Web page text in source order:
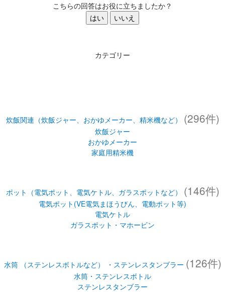
こちらの回答はお役に立ちましたか？
はい
いいえ
カテゴリー
炊飯関連（炊飯ジャー、おかゆメーカー、精米機など） (296件)
炊飯ジャー
おかゆメーカー
家庭用精米機
ポット（電気ポット、電気ケトル、ガラスポットなど） (146件)
電気ポット(VE電気まほうびん、電動ポット等)
電気ケトル
ガラスポット・マホービン
水筒 （ステンレスボトルなど） ・ステンレスタンブラー (126件)
水筒・ステンレスボトル
ステンレスタンブラー